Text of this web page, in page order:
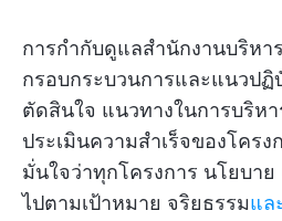
การกำกับดูแลสำนักงานบริหา
กรอบกระบวนการและแนวป
ตัดสินใจ แนวทางในการบริห
ประเมินความสำเร็จของโคร
มั่นใจว่าทุกโครงการ นโยบา
ไปตามเป้าหมาย จริยธรรมแล